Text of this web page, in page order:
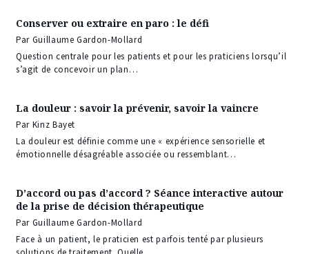
Conserver ou extraire en paro : le défi
Par Guillaume Gardon-Mollard
Question centrale pour les patients et pour les praticiens lorsqu’il
s’agit de concevoir un plan…
La douleur : savoir la prévenir, savoir la vaincre
Par Kinz Bayet
La douleur est définie comme une « expérience sensorielle et
émotionnelle désagréable associée ou ressemblant…
D’accord ou pas d’accord ? Séance interactive autour
de la prise de décision thérapeutique
Par Guillaume Gardon-Mollard
Face à un patient, le praticien est parfois tenté par plusieurs